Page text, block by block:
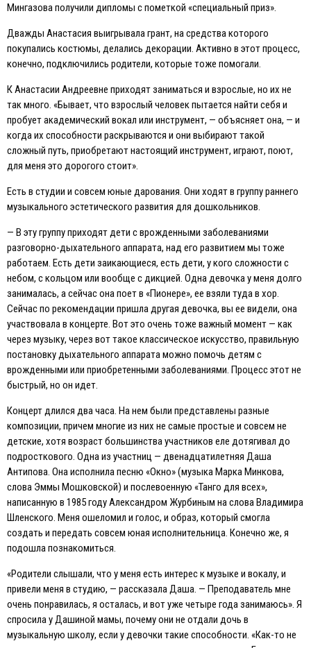
Мингазова получили дипломы с пометкой «специальный приз».
Дважды Анастасия выигрывала грант, на средства которого
покупались костюмы, делались декорации. Активно в этот процесс,
конечно, подключились родители, которые тоже помогали.
К Анастасии Андреевне приходят заниматься и взрослые, но их не
так много. «Бывает, что взрослый человек пытается найти себя и
пробует академический вокал или инструмент, — объясняет она, — и
когда их способности раскрываются и они выбирают такой
сложный путь, приобретают настоящий инструмент, играют, поют,
для меня это дорогого стоит».
Eсть в студии и совсем юные дарования. Они ходят в группу раннего
музыкального эстетического развития для дошкольников.
— В эту группу приходят дети с врожденными заболеваниями
разговорно-дыхательного аппарата, над его развитием мы тоже
работаем. Eсть дети заикающиеся, есть дети, у кого сложности с
небом, с кольцом или вообще с дикцией. Одна девочка у меня долго
занималась, а сейчас она поет в «Пионере», ее взяли туда в хор.
Сейчас по рекомендации пришла другая девочка, вы ее видели, она
участвовала в концерте. Вот это очень тоже важный момент — как
через музыку, через вот такое классическое искусство, правильную
постановку дыхательного аппарата можно помочь детям с
врожденными или приобретенными заболеваниями. Процесс этот не
быстрый, но он идет.
Концерт длился два часа. На нем были представлены разные
композиции, причем многие из них не самые простые и совсем не
детские, хотя возраст большинства участников еле дотягивал до
подросткового. Одна из участниц — двенадцатилетняя Даша
Антипова. Она исполнила песню «Окно» (музыка Марка Минкова,
слова Эммы Мошковской) и послевоенную «Танго для всех»,
написанную в 1985 году Александром Журбиным на слова Владимира
Шленского. Меня ошеломил и голос, и образ, который смогла
создать и передать совсем юная исполнительница. Конечно же, я
подошла познакомиться.
«Родители слышали, что у меня есть интерес к музыке и вокалу, и
привели меня в студию, — рассказала Даша. — Преподаватель мне
очень понравилась, я осталась, и вот уже четыре года занимаюсь». Я
спросила у Дашиной мамы, почему они не отдали дочь в
музыкальную школу, если у девочки такие способности. «Как-то не